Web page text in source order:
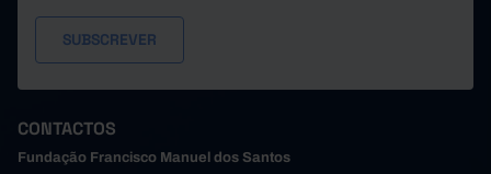
CONTACTOS
Fundação Francisco Manuel dos Santos